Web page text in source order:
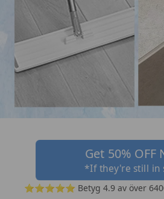
Get 50% OFF
*If they're still in
⭐⭐⭐⭐⭐ Betyg 4.9 av över